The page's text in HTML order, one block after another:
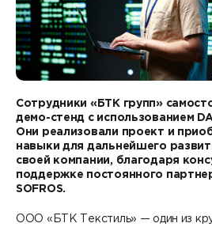
Карьера
Контакты
DATAREON Platform
DATAREON ESB
Пресс-центр
Новости
Анонсы мероприятий
СМИ о нас
Услуги
Образовательный марафон:
знаниям
Учебные курсы DATAREON
Техническая поддержка
Партнеры
Партнерство с DATAREON
Центр экспертизы
Статьи
Сотрудники «БТК групп»
демо-стенд с использованием
Они реализовали проект и
навыки для дальнейшего
своей компании, благодаря
поддержке постоянного
SOFROS.
ООО «БТК Текстиль» — один из